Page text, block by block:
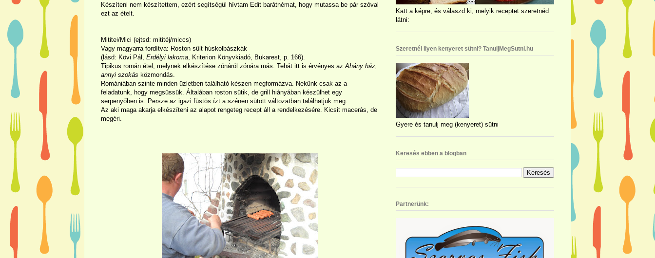
Készíteni nem készítettem, ezért segítségül hívtam Edit barátnémat, hogy mutassa be pár szóval
ezt az ételt.
Mititei/Mici (ejtsd: mititéj/miccs)
Vagy magyarra fordítva: Roston sült húskolbászkák
(lásd: Kövi Pál, Erdélyi lakoma , Kriterion Könyvkiadó, Bukarest, p. 166).
Tipikus román étel, melynek elkészítése zónáról zónára más. Tehát itt is érvényes az Ahány ház,
annyi szokás közmondás.
Romániában szinte minden üzletben található készen megformázva. Nekünk csak az a
feladatunk, hogy megsüssük. Általában roston sütik, de grill hiányában készülhet egy
serpenyőben is. Persze az igazi füstös ízt a szénen sütött változatban találhatjuk meg.
Az aki maga akarja elkészíteni az alapot rengeteg recept áll a rendelkezésére. Kicsit macerás, de
megéri.
Katt a képre, és válaszd ki, melyik receptet szeretnéd
látni:
Szeretnél ilyen kenyeret sütni? TanuljMegSutni.hu
Gyere és tanulj meg (kenyeret) sütni
Keresés ebben a blogban
Partnerünk: